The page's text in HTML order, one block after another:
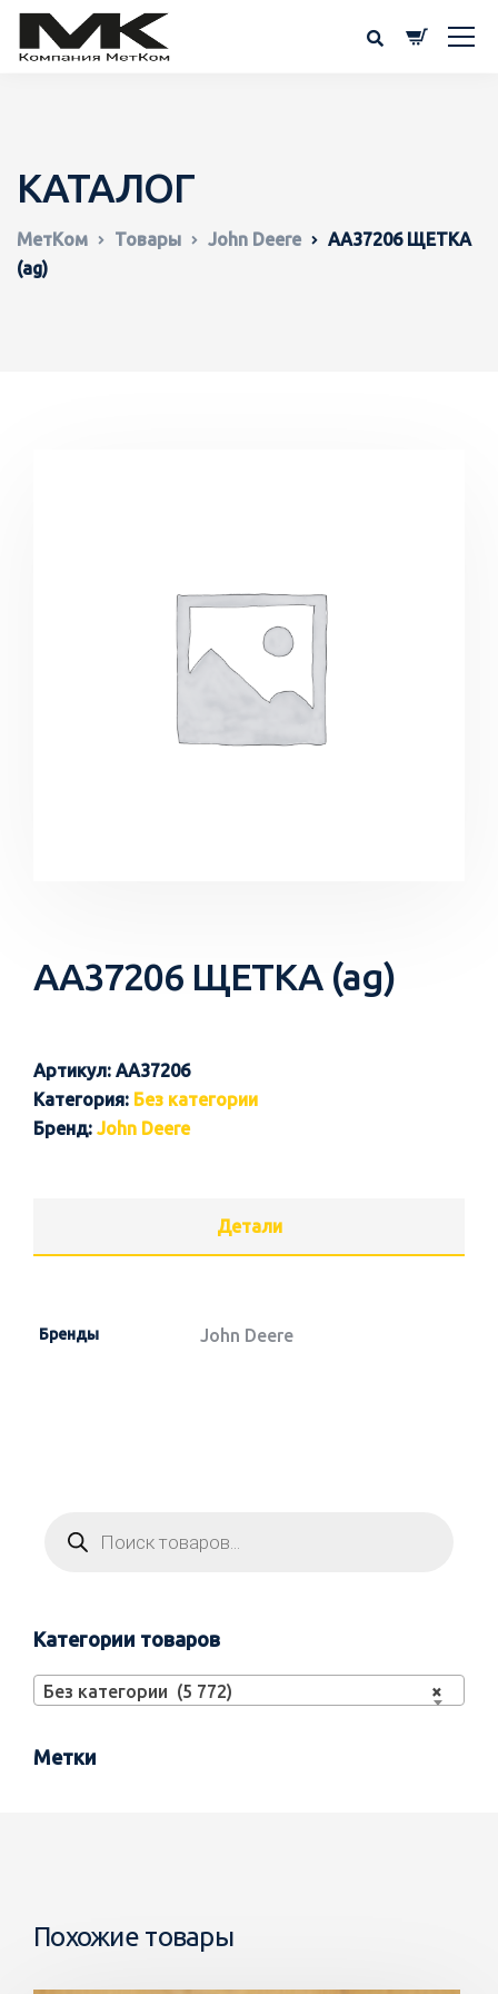
КАТАЛОГ
МетКом Товары John Deere
AA37206 ЩЕТКА
(ag)
AA37206 ЩЕТКА (ag)
Артикул: AA37206
Категория: Без категории
Бренд: John Deere
Детали
Бренды John Deere
Категории товаров
×
Без категории (5 772)
Метки
Похожие товары